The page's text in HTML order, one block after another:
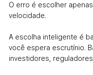
O erro é escolher
velocidade.
A escolha inteligente é
você espera escrutínio.
investidores,